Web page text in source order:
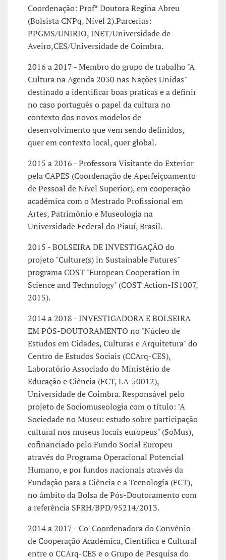
Coordenação: Profª Doutora Regina Abreu
(Bolsista CNPq, Nível 2).Parcerias:
PPGMS/UNIRIO, INET/Universidade de
Aveiro,CES/Universidade de Coimbra.
2016 a 2017 - Membro do grupo de trabalho "A
Cultura na Agenda 2030 nas Nações Unidas"
destinado a identificar boas praticas e a definir
no caso português o papel da cultura no
contexto dos novos modelos de
desenvolvimento que vem sendo definidos,
quer em contexto local, quer global.
2015 a 2016 - Professora Visitante do Exterior
pela CAPES (Coordenação de Aperfeiçoamento
de Pessoal de Nível Superior), em cooperação
académica com o Mestrado Profissional em
Artes, Patrimônio e Museologia na
Universidade Federal do Piauí, Brasil.
2015 - BOLSEIRA DE INVESTIGAÇÃO do
projeto "Culture(s) in Sustainable Futures"
programa COST "European Cooperation in
Science and Technology" (COST Action-IS1007,
2015).
2014 a 2018 - INVESTIGADORA E BOLSEIRA
EM PÓS-DOUTORAMENTO no "Núcleo de
Estudos em Cidades, Culturas e Arquitetura" do
Centro de Estudos Sociais (CCArq-CES),
Laboratório Associado do Ministério de
Educação e Ciência (FCT, LA-50012),
Universidade de Coimbra. Responsável pelo
projeto de Sociomuseologia com o título: "A
Sociedade no Museu: estudo sobre participação
cultural nos museus locais europeus" (SoMus),
cofinanciado pelo Fundo Social Europeu
através do Programa Operacional Potencial
Humano, e por fundos nacionais através da
Fundação para a Ciência e a Tecnología (FCT),
no âmbito da Bolsa de Pós-Doutoramento com
a referência SFRH/BPD/95214/2013.
2014 a 2017 - Co-Coordenadora do Convênio
de Cooperação Académica, Científica e Cultural
entre o CCArq-CES e o Grupo de Pesquisa do